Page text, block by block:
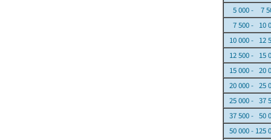
5 000 - 7
7 500 - 10
10 000 - 12
12 500 - 15
15 000 - 20
20 000 - 25
25 000 - 37
37 500 - 50
50 000 - 125